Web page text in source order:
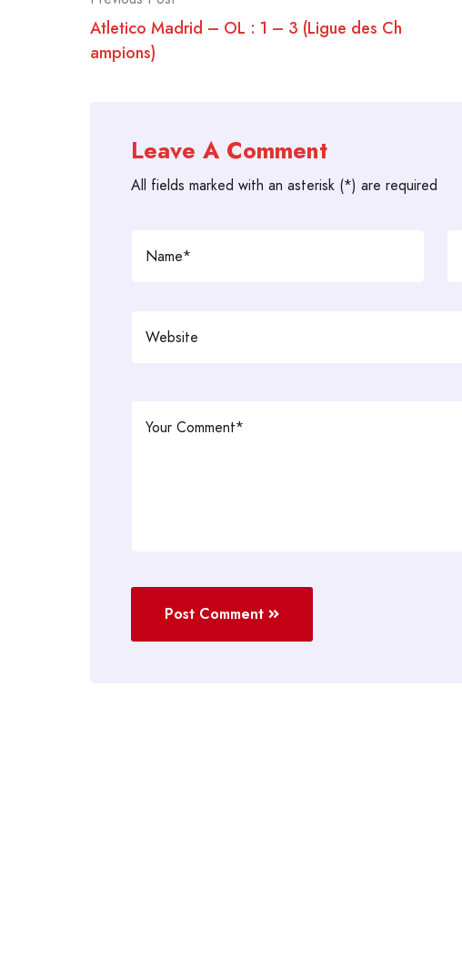
navigation
Atletico Madrid – OL : 1 – 3 (Ligue des Ch
ampions)
Leave A Comment
All fields marked with an asterisk (*) are required
Post Comment